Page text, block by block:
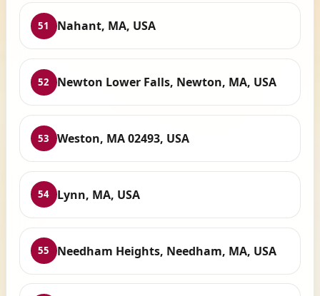
51 Nahant, MA, USA
52 Newton Lower Falls, Newton, MA, USA
53 Weston, MA 02493, USA
54 Lynn, MA, USA
55 Needham Heights, Needham, MA, USA